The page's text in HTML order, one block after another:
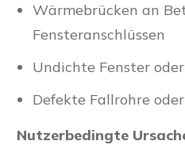
Wärmebrücken an
Fensteranschlüssen
Undichte Fenster
Defekte Fallrohre
Nutzerbedingte